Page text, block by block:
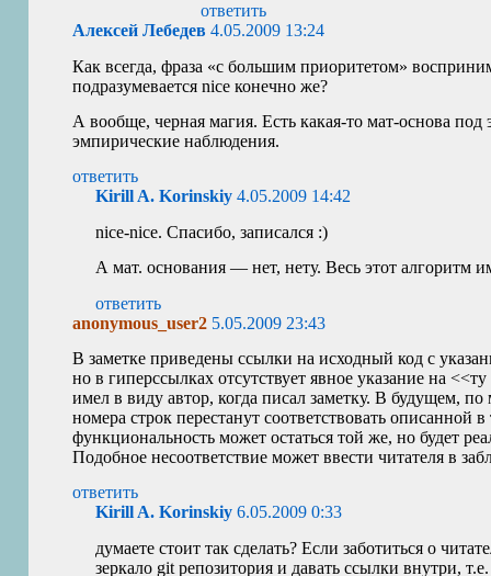
ответить
Алексей Лебедев 4.05.2009 13:24
Как всегда, фраза «с большим приоритетом»
подразумевается nice конечно же?
А вообще, черная магия. Есть какая-то мат-основа
эмпирические наблюдения.
ответить
Kirill A. Korinskiy 4.05.2009 14:42
nice-nice. Спасибо, записался :)
А мат. основания — нет, нету. Весь этот алгоритм
ответить
anonymous_user2 5.05.2009 23:43
В заметке приведены ссылки на исходный код с
но в гиперссылках отсутствует явное указание на
имел в виду автор, когда писал заметку. В будущем,
номера строк перестанут соответствовать описанной
функциональность может остаться той же, но будет
Подобное несоответствие может ввести читателя в
ответить
Kirill A. Korinskiy 6.05.2009 0:33
думаете стоит так сделать? Если заботиться о
зеркало git репозитория и давать ссылки внутри,